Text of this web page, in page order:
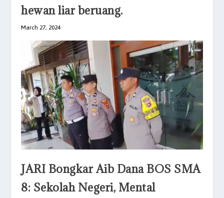
hewan liar beruang.
March 27, 2024
JARI Bongkar Aib Dana BOS SMA
8: Sekolah Negeri, Mental